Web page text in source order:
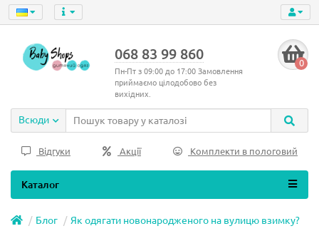
068 83 99 860
Пн-Пт з 09:00 до 17:00 Замовлення
приймаємо цілодобово без
вихідних.
0
Всюди
Відгуки Акції Комплекти в пологовий
Каталог
Блог Як одягати новонародженого на вулицю взимку?